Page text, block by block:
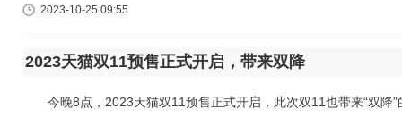
2023-10-25 09:55
2023天猫双11预售正式开启，带来双降
今晚8点，2023天猫双11预售正式开启，此次双11也带来“双降”